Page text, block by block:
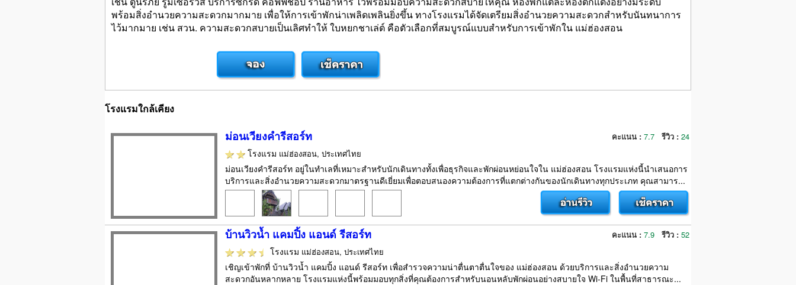
พร้อมสิ่งอำนวยความสะดวกมากมาย เพื่อให้การเข้าพักน่าเพลิดเพลินยิ่งขึ้น ทางโรงแรมได้จัดเตรียมสิ่งอำนวยความสะดวกสำหรับนันทนาการ
ไว้มากมาย เช่น สวน. ความสะดวกสบายเป็นเลิศทำให้ ใบหยกชาเล่ต์ คือตัวเลือกที่สมบูรณ์แบบสำหรับการเข้าพักใน แม่ฮ่องสอน
โรงแรมใกล้เคียง
ม่อนเวียงคำรีสอร์ท คะแนน : 7.7 รีวิว : 24
โรงแรม แม่ฮ่องสอน, ประเทศไทย
ม่อนเวียงคำรีสอร์ท อยู่ในทำเลที่เหมาะสำหรับนักเดินทางทั้งเพื่อธุรกิจและพักผ่อนหย่อนใจใน แม่ฮ่องสอน โรงแรมแห่งนี้นำเสนอการ
บริการและสิ่งอำนวยความสะดวกมาตรฐานดีเยี่ยมเพื่อตอบสนองความต้องการที่แตกต่างกันของนักเดินทางทุกประเภท คุณสามาร...
บ้านวิวน้ำ แคมปิ้ง แอนด์ รีสอร์ท คะแนน : 7.9 รีวิว : 52
โรงแรม แม่ฮ่องสอน, ประเทศไทย
เชิญเข้าพักที่ บ้านวิวน้ำ แคมปิ้ง แอนด์ รีสอร์ท เพื่อสำรวจความน่าตื่นตาตื่นใจของ แม่ฮ่องสอน ด้วยบริการและสิ่งอำนวยความ
สะดวกอันหลากหลาย โรงแรมแห่งนี้พร้อมมอบทุกสิ่งที่คุณต้องการสำหรับนอนหลับพักผ่อนอย่างสบายใจ Wi-Fi ในพื้นที่สาธารณะ...